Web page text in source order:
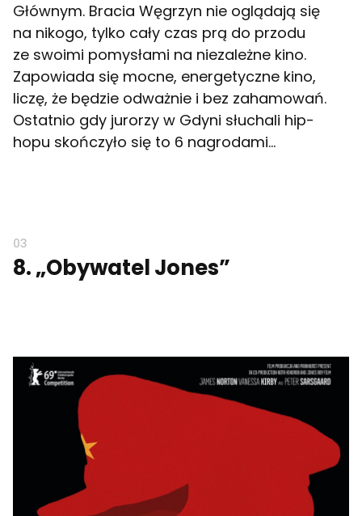
Głównym. Bracia Węgrzyn nie oglądają się
na nikogo, tylko cały czas prą do przodu
ze swoimi pomysłami na niezależne kino.
Zapowiada się mocne, energetyczne kino,
liczę, że będzie odważnie i bez zahamowań.
Ostatnio gdy jurorzy w Gdyni słuchali hip-
hopu skończyło się to 6 nagrodami…
8. „Obywatel Jones”